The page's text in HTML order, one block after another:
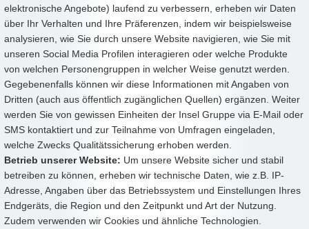
elektronische Angebote) laufend zu verbessern, erheben wir Daten
über Ihr Verhalten und Ihre Präferenzen, indem wir beispielsweise
analysieren, wie Sie durch unsere Website navigieren, wie Sie mit
unseren Social Media Profilen interagieren oder welche Produkte
von welchen Personengruppen in welcher Weise genutzt werden.
Gegebenenfalls können wir diese Informationen mit Angaben von
Dritten (auch aus öffentlich zugänglichen Quellen) ergänzen. Weiter
werden Sie von gewissen Einheiten der Insel Gruppe via E-Mail oder
SMS kontaktiert und zur Teilnahme von Umfragen eingeladen,
welche Zwecks Qualitätssicherung erhoben werden.
Betrieb unserer Website: Um unsere Website sicher und stabil
betreiben zu können, erheben wir technische Daten, wie z.B. IP-
Adresse, Angaben über das Betriebssystem und Einstellungen Ihres
Endgeräts, die Region und den Zeitpunkt und Art der Nutzung.
Zudem verwenden wir Cookies und ähnliche Technologien.